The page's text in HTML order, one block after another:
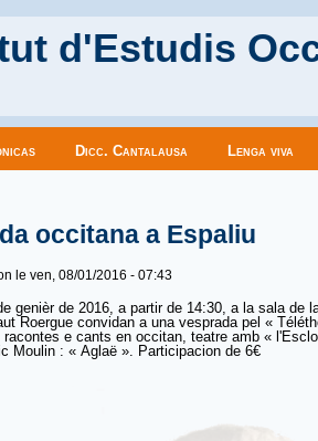
d'Estudis
Dicc. Cantalausa Lenga viva
occitana a Espaliu
le ven, 08/01/2016 - 07:43
genièr de 2016, a partir de 14:30, a la sala de
Roergue convidan a una vesprada pel «
e cants en occitan, teatre amb «
Moulin : « Aglaë ». Participacion de 6€